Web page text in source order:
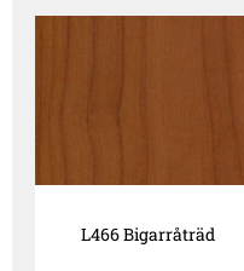
L466 Bigarråträd